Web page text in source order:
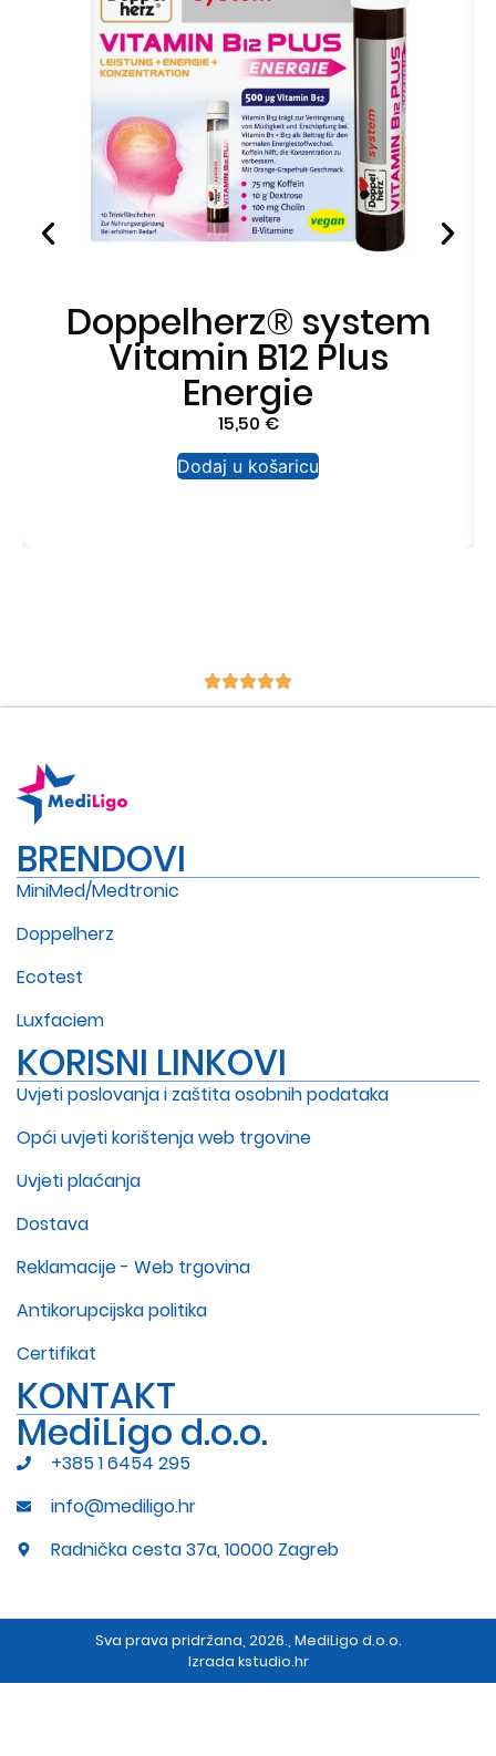
Doppelherz® system
Vitamin B12 Plus
Energie
15,50 €
Dodaj u košaricu
BRENDOVI
MiniMed/Medtronic
Doppelherz
Ecotest
Luxfaciem
KORISNI LINKOVI
Uvjeti poslovanja i zaštita osobnih podataka
Opći uvjeti korištenja web trgovine
Uvjeti plaćanja
Dostava
Reklamacije - Web trgovina
Antikorupcijska politika
Certifikat
KONTAKT
MediLigo d.o.o.
+385 1 6454 295
info@mediligo.hr
Radnička cesta 37a, 10000 Zagreb
Sva prava pridržana, 2026., MediLigo d.o.o.
Izrada kstudio.hr